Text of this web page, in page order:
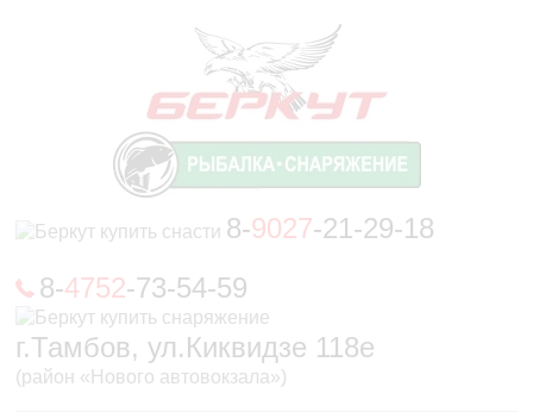
8-9027-21-29-18
8-4752-73-54-59
г.Тамбов, ул.Киквидзе 118е
(район «Нового автовокзала»)